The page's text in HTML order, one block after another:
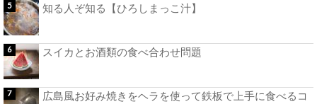
知る人ぞ知る【ひろしまっこ汁】
スイカとお酒類の食べ合わせ問題
広島風お好み焼きをヘラを使って鉄板で上手に食べるコ